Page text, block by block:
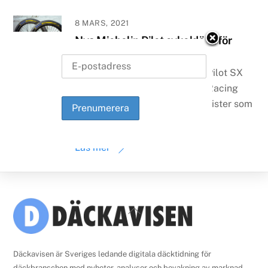
8 MARS, 2021
Nya Michelin Pilot cykeldäck för
BMX
Michelin lansera Pilot SX och Pilot SX
Slick, två nya BMX-däck i sitt Racing
Line-sortiment, riktade till cyklister som
tävlar på högsta nivå.
Läs mer
Back
To
Däckavisen är Sveriges ledande digitala däcktidning för